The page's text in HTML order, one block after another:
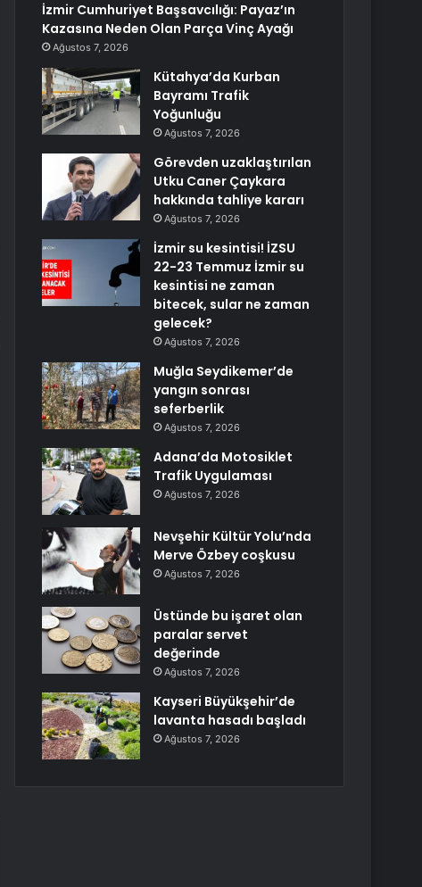
İzmir Cumhuriyet Başsavcılığı: Payaz’ın
Kazasına Neden Olan Parça Vinç Ayağı
Ağustos 7, 2026
Kütahya’da Kurban
Bayramı Trafik
Yoğunluğu
Ağustos 7, 2026
Görevden uzaklaştırılan
Utku Caner Çaykara
hakkında tahliye kararı
Ağustos 7, 2026
İzmir su kesintisi! İZSU
22-23 Temmuz İzmir su
kesintisi ne zaman
bitecek, sular ne zaman
gelecek?
Ağustos 7, 2026
Muğla Seydikemer’de
yangın sonrası
seferberlik
Ağustos 7, 2026
Adana’da Motosiklet
Trafik Uygulaması
Ağustos 7, 2026
Nevşehir Kültür Yolu’nda
Merve Özbey coşkusu
Ağustos 7, 2026
Üstünde bu işaret olan
paralar servet
değerinde
Ağustos 7, 2026
Kayseri Büyükşehir’de
lavanta hasadı başladı
Ağustos 7, 2026